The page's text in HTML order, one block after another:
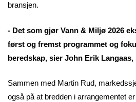
bransjen.
- Det som gjør Vann & Miljø 2026
først og fremst programmet og
beredskap, sier John Erik
Sammen med Martin Rud,
også på at bredden i arrangementet